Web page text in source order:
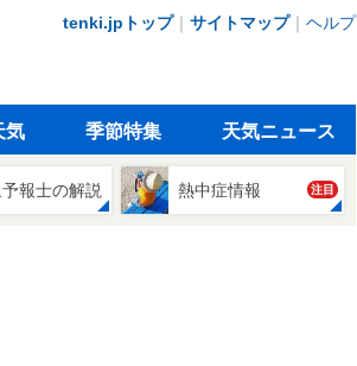
tenki.jpトップ｜ サイトマップ｜ ヘルプ
気 季節特集 天気ニュース
報士の解説 熱中症情報 注目